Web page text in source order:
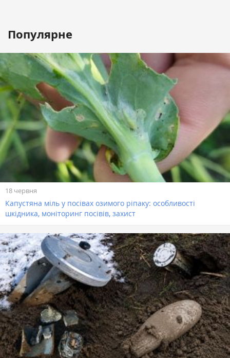
Популярне
18 червня
Капустяна міль у посівах озимого ріпаку: особливості
шкідника, моніторинг посівів, захист